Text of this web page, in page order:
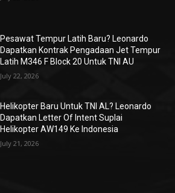
Pesawat Tempur Latih Baru? Leonardo
Dapatkan Kontrak Pengadaan Jet Tempur
Latih M346 F Block 20 Untuk TNI AU
July 22, 2026
Helikopter Baru Untuk TNI AL? Leonardo
Dapatkan Letter Of Intent Suplai
Helikopter AW149 Ke Indonesia
July 21, 2026